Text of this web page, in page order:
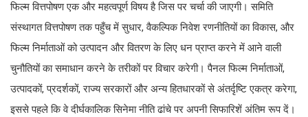
फिल्म वित्तपोषण एक और महत्वपूर्ण विषय है जिस पर चर्चा की जाएगी। समिति
संस्थागत वित्तपोषण तक पहुँच में सुधार, वैकल्पिक निवेश रणनीतियों का विकास, और
फिल्म निर्माताओं को उत्पादन और वितरण के लिए धन प्राप्त करने में आने वाली
चुनौतियों का समाधान करने के तरीकों पर विचार करेगी। पैनल फिल्म निर्माताओं,
उत्पादकों, प्रदर्शकों, राज्य सरकारों और अन्य हितधारकों से अंतर्दृष्टि एकत्र करेगा,
इससे पहले कि वे दीर्घकालिक सिनेमा नीति ढांचे पर अपनी सिफारिशें अंतिम रूप दें।